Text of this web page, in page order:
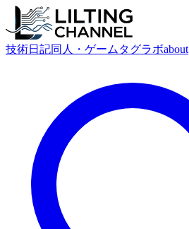
技術日記同人・ゲーム タグラボabout